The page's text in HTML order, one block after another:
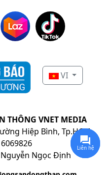
VI
THÔNG VNET MEDIA
Hiệp Bình, Tp.HCM
Ngọc Định
Liên hệ